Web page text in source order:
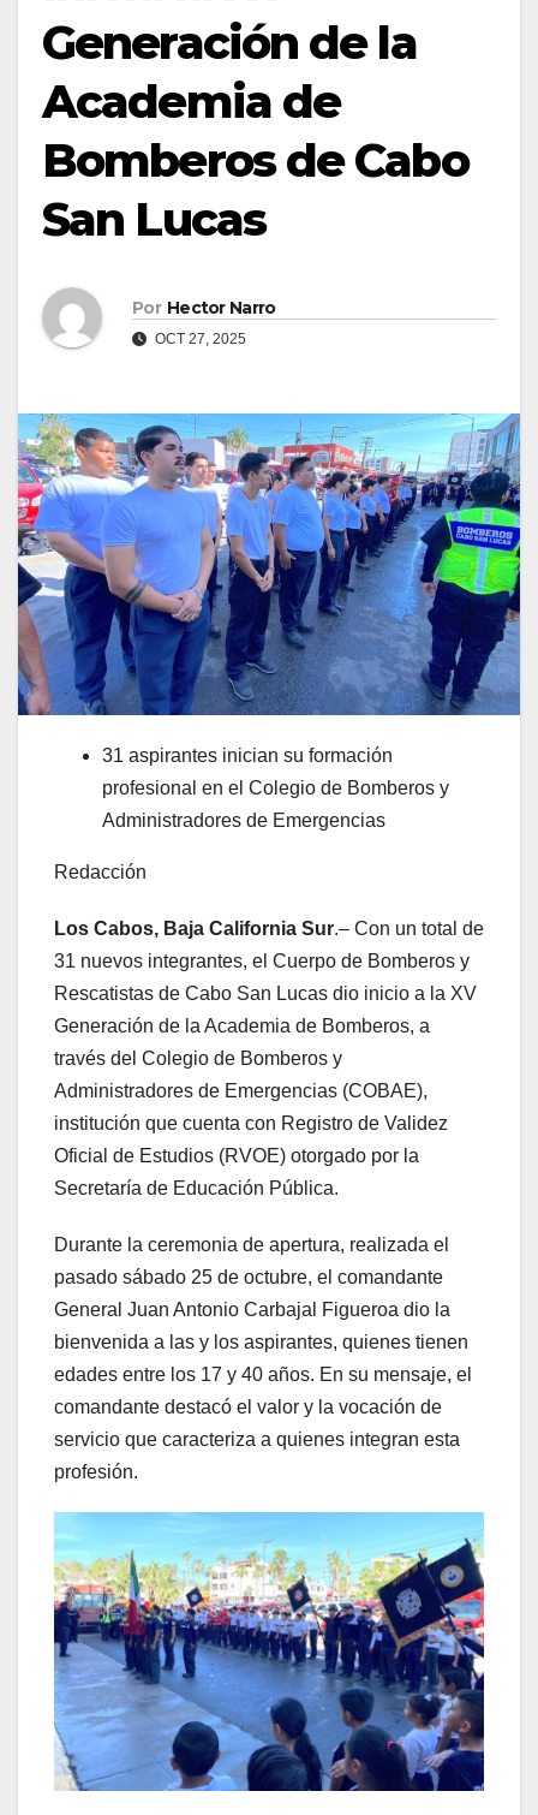
Generación de la
Academia de
Bomberos de Cabo
San Lucas
Por Hector Narro
OCT 27, 2025
31 aspirantes inician su formación
profesional en el Colegio de Bomberos y
Administradores de Emergencias
Redacción
Los Cabos, Baja California Sur.– Con un total de
31 nuevos integrantes, el Cuerpo de Bomberos y
Rescatistas de Cabo San Lucas dio inicio a la XV
Generación de la Academia de Bomberos, a
través del Colegio de Bomberos y
Administradores de Emergencias (COBAE),
institución que cuenta con Registro de Validez
Oficial de Estudios (RVOE) otorgado por la
Secretaría de Educación Pública.
Durante la ceremonia de apertura, realizada el
pasado sábado 25 de octubre, el comandante
General Juan Antonio Carbajal Figueroa dio la
bienvenida a las y los aspirantes, quienes tienen
edades entre los 17 y 40 años. En su mensaje, el
comandante destacó el valor y la vocación de
servicio que caracteriza a quienes integran esta
profesión.